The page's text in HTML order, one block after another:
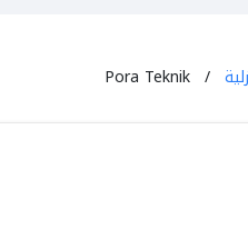
Pora Teknik